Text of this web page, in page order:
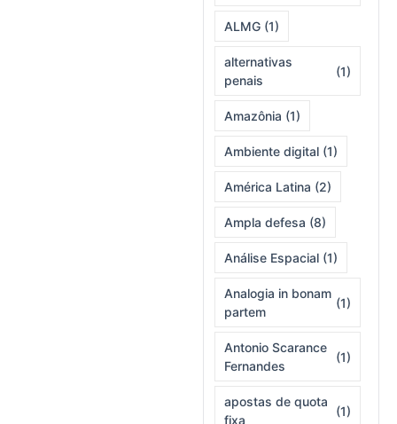
ALMG (1)
alternativas
penais
(1)
Amazônia (1)
Ambiente digital (1)
América Latina (2)
Ampla defesa (8)
Análise Espacial (1)
Analogia in bonam
partem
(1)
Antonio Scarance
Fernandes
(1)
apostas de quota
fixa
(1)